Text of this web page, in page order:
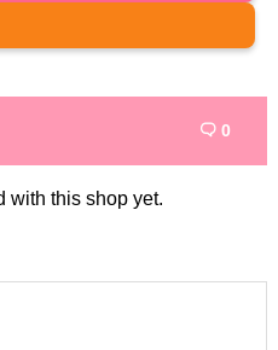
 0
with this shop yet.